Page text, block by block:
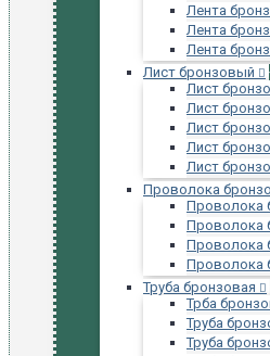
Лента
Лента
Лента
Лист бронзовый
Лист
Лист
Лист
Лист
Лист
Проволока
Проволока
Проволока
Проволока
Проволока
Труба бронзовая
Трба
Труба
Труба